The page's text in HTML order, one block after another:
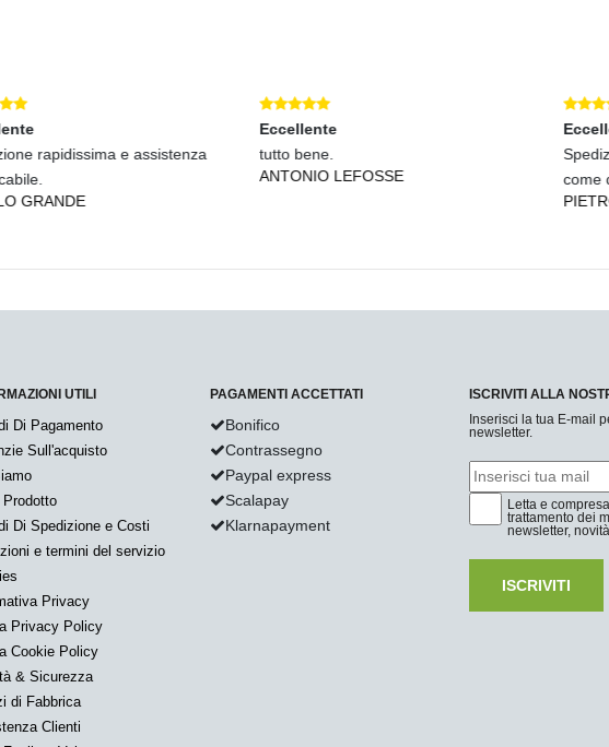
bene.
LEFOSSE
Eccellente
Spedizione veloce contenuto perfetto
come descritto!
UTILI
Di Pagamento
Sull'acquisto
Prodotto
Di Spedizione e Costi
e termini del servizio
Privacy
Privacy Policy
Cookie Policy
& Sicurezza
di Fabbrica
Clienti
PAGAMENTI ACCETTATI
Bonifico
Contrassegno
Paypal express
Scalapay
Klarnapayment
ISCRIVITI ALLA
Inserisci la tua E-mail
newsletter.
Letta e
trattamento dei
newsletter,
ISCRIVITI